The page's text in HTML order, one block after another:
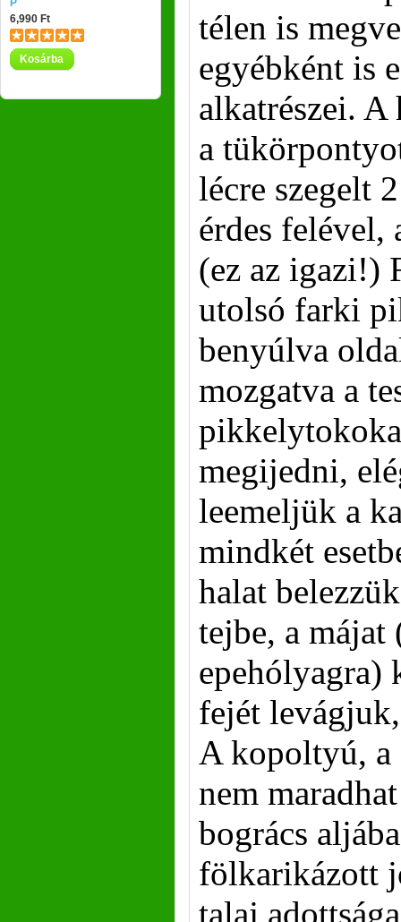
P
6,990 Ft
Kosárba
télen is
egyébként is
alkatrészei.
a
lécre szegelt
érdes
(ez az igazi!)
utolsó farki
benyúlva
mozgatva a
megijedni,
leemeljük a
mindkét
halat
tejbe, a
epehólyagra)
fejét
A kopoltyú, a
nem
bogrács
fölkarikázott
talaj